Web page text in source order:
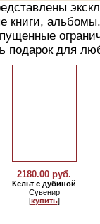
книги,
подарок для
2180.00 руб.
Кельт с дубиной
Сувенир
[купить]